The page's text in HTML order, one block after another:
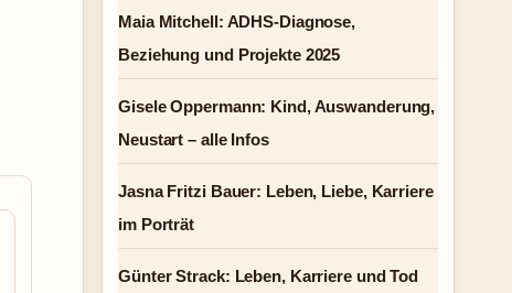
Maia Mitchell: ADHS-Diagnose,
Beziehung und Projekte 2025
Gisele Oppermann: Kind, Auswanderung,
Neustart – alle Infos
Jasna Fritzi Bauer: Leben, Liebe, Karriere
im Porträt
Günter Strack: Leben, Karriere und Tod